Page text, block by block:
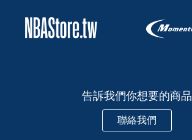
告訴我們你想要的商品
聯絡我們